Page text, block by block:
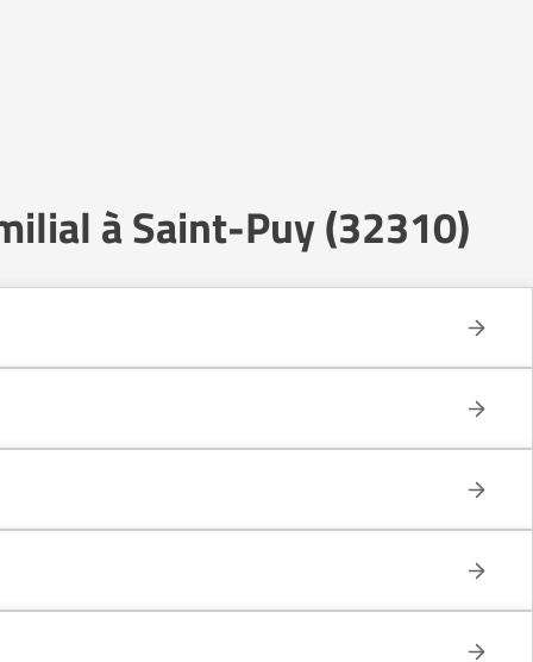
à Saint-Puy (32310)
celui d’un établissement collectif.
une grande autonomie.